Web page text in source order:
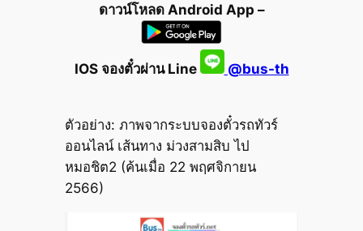
ดาวน์โหลด Android App –
IOS จองตั๋วผ่าน Line @bus-th
ตัวอย่าง: ภาพจากระบบจองตั๋วรถทัวร์
ออนไลน์ เส้นทาง ม่วงสามสิบ ไป
หมอชิต2 (ค้นเมื่อ 22 พฤศจิกายน
2566)